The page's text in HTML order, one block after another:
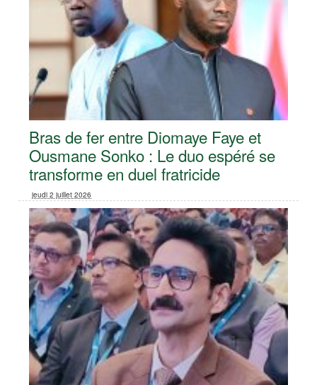
Bras de fer entre Diomaye Faye et
Ousmane Sonko : Le duo espéré se
transforme en duel fratricide
jeudi 2 juillet 2026